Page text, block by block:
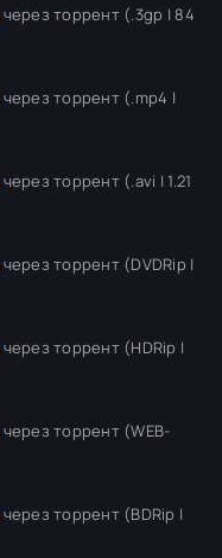
через торрент (.3gp | 84
через торрент (.mp4 |
через торрент (.avi | 1.21
через торрент (DVDRip |
через торрент (HDRip |
через торрент (WEB-
через торрент (BDRip |